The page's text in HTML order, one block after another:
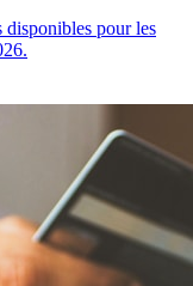
disponibles pour les